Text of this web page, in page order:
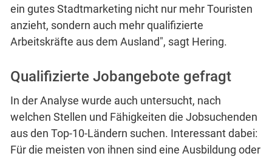
ein gutes Stadtmarketing nicht nur mehr Touristen
anzieht, sondern auch mehr qualifizierte
Arbeitskräfte aus dem Ausland", sagt Hering.
Qualifizierte Jobangebote gefragt
In der Analyse wurde auch untersucht, nach
welchen Stellen und Fähigkeiten die Jobsuchenden
aus den Top-10-Ländern suchen. Interessant dabei:
Für die meisten von ihnen sind eine Ausbildung oder